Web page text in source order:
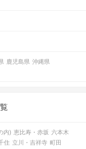
鹿児島県 沖縄県
内) 恵比寿・赤坂 六本木
住 立川・吉祥寺 町田